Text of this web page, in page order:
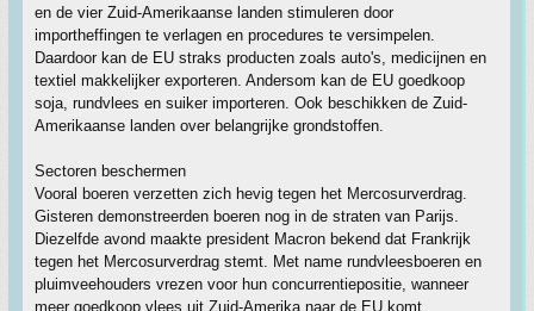
en de vier Zuid-Amerikaanse landen stimuleren door
importheffingen te verlagen en procedures te versimpelen.
Daardoor kan de EU straks producten zoals auto's, medicijnen en
textiel makkelijker exporteren. Andersom kan de EU goedkoop
soja, rundvlees en suiker importeren. Ook beschikken de Zuid-
Amerikaanse landen over belangrijke grondstoffen.
Sectoren beschermen
Vooral boeren verzetten zich hevig tegen het Mercosurverdrag.
Gisteren demonstreerden boeren nog in de straten van Parijs.
Diezelfde avond maakte president Macron bekend dat Frankrijk
tegen het Mercosurverdrag stemt. Met name rundvleesboeren en
pluimveehouders vrezen voor hun concurrentiepositie, wanneer
meer goedkoop vlees uit Zuid-Amerika naar de EU komt.